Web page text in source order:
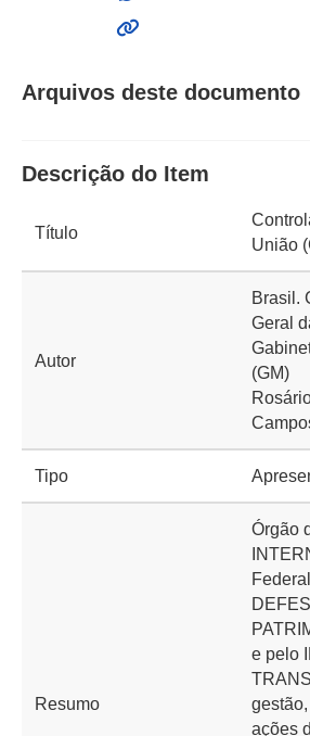
Arquivos deste documento
Descrição do Item
Título
União
Autor
Brasil.
Geral
(GM)
Tipo
Resumo
Órgão
e pelo
ações